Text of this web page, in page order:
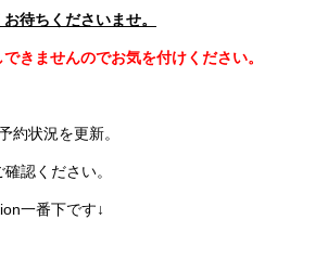
待ちくださいませ。
きませんのでお気を付けください。
約状況を更新。
認ください。
一番下です↓